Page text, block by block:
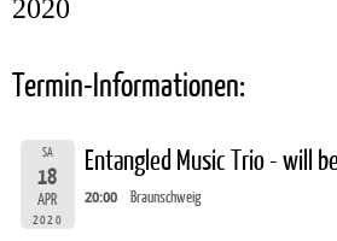
2020
Termin-Informationen:
SA
18
APR
2020
Entangled Music Trio - will
20:00 Braunschweig